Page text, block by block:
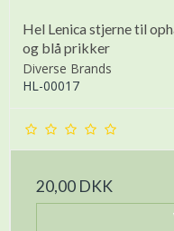
Hel Lenica stjerne til
og blå prikker
Diverse Brands
HL-00017
20,00 DKK